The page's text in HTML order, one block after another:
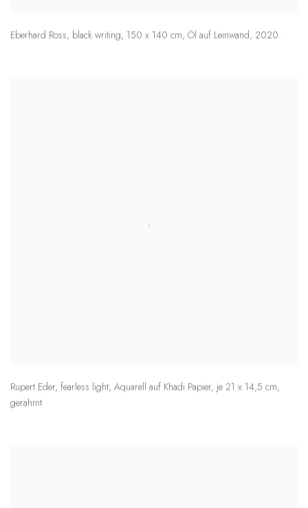
Eberhard Ross, black writing, 150 x 140 cm, Öl auf Leinwand, 2020.
Rupert Eder, fearless light, Aquarell auf Khadi Papier, je 21 x 14,5 cm,
gerahmt